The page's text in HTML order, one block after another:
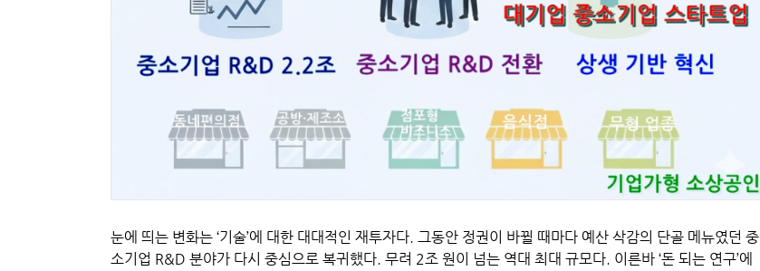
눈에 띄는 변화는 ‘기술’에 대한 대대적인 재투자다. 그동안 정권이 바뀔 때마다 예산 삭감의 단골 메뉴였던 중
소기업 R&D 분야가 다시 중심으로 복귀했다. 무려 2조 원이 넘는 역대 최대 규모다. 이른바 ‘돈 되는 연구’에